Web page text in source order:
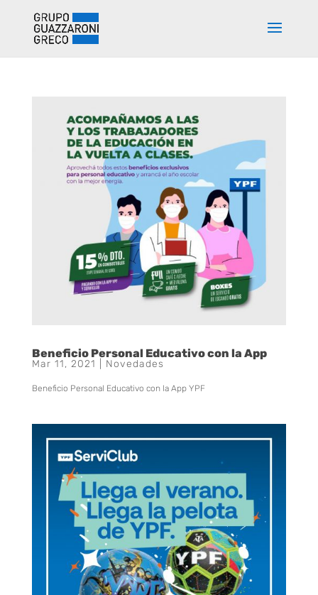
Beneficio Personal Educativo con la App
Mar 11, 2021 Novedades
Beneficio Personal Educativo con la App YPF